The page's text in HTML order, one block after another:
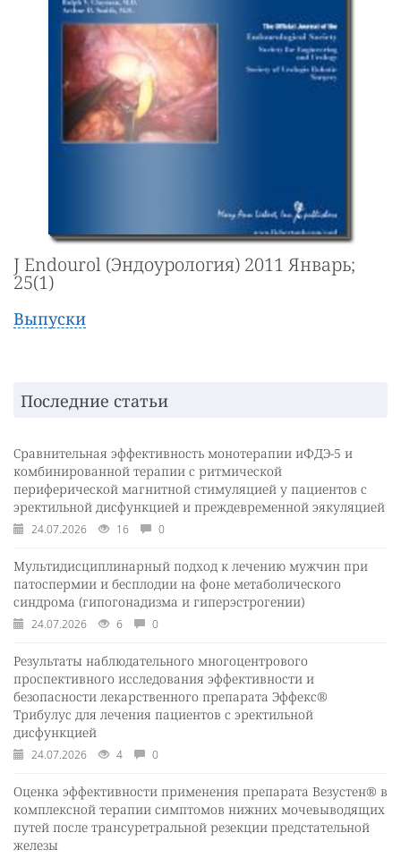
J Endourol (Эндоурология) 2011 Январь;
25(1)
Выпуски
Последние статьи
Сравнительная эффективность монотерапии иФДЭ-5 и
комбинированной терапии с ритмической
периферической магнитной стимуляцией у пациентов с
эректильной дисфункцией и преждевременной эякуляцией
24.07.2026 16 0
Мультидисциплинарный подход к лечению мужчин при
патоспермии и бесплодии на фоне метаболического
синдрома (гипогонадизма и гиперэстрогении)
24.07.2026 6 0
Результаты наблюдательного многоцентрового
проспективного исследования эффективности и
безопасности лекарственного препарата Эффекс®
Трибулус для лечения пациентов с эректильной
дисфункцией
24.07.2026 4 0
Оценка эффективности применения препарата Везустен® в
комплексной терапии симптомов нижних мочевыводящих
путей после трансуретральной резекции предстательной
железы